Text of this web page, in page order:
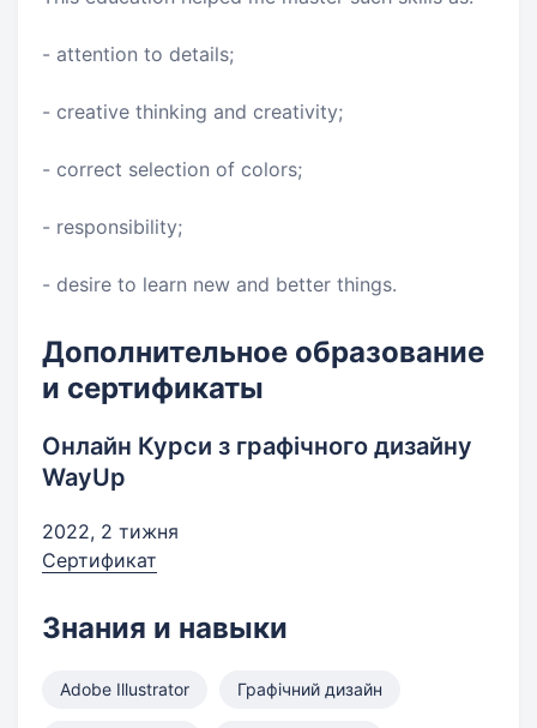
- attention to details;
- creative thinking and creativity;
- correct selection of colors;
- responsibility;
- desire to learn new and better things.
Дополнительное образование
и сертификаты
Онлайн Курси з графічного дизайну
WayUp
2022, 2 тижня
Сертификат
Знания и навыки
Adobe Illustrator Графічний дизайн